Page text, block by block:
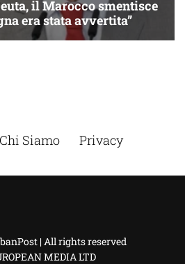
Chi Siamo
Privacy
| All rights reserved
MEDIA LTD